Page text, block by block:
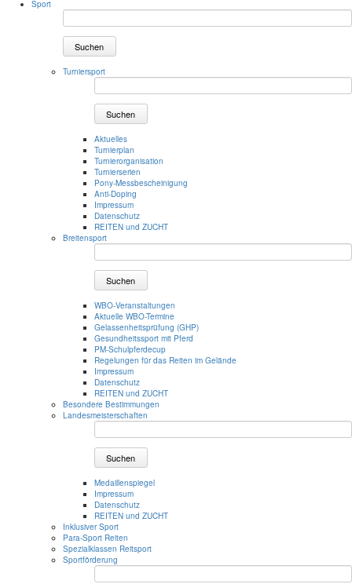
Sport
Suchen
Turniersport
Suchen
Aktuelles
Turnierplan
Turnierorganisation
Turnierserien
Pony-Messbescheinigung
Anti-Doping
Impressum
Datenschutz
REITEN und ZUCHT
Breitensport
Suchen
WBO-Veranstaltungen
Aktuelle WBO-Termine
Gelassenheitsprüfung (GHP)
Gesundheitssport mit Pferd
PM-Schulpferdecup
Regelungen für das Reiten im Gelände
Impressum
Datenschutz
REITEN und ZUCHT
Besondere Bestimmungen
Landesmeisterschaften
Suchen
Medaillenspiegel
Impressum
Datenschutz
REITEN und ZUCHT
Inklusiver Sport
Para-Sport Reiten
Spezialklassen Reitsport
Sportförderung